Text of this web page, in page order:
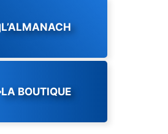
L’ALMANACH
LA BOUTIQUE